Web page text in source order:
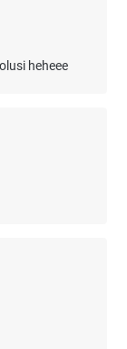
heheee